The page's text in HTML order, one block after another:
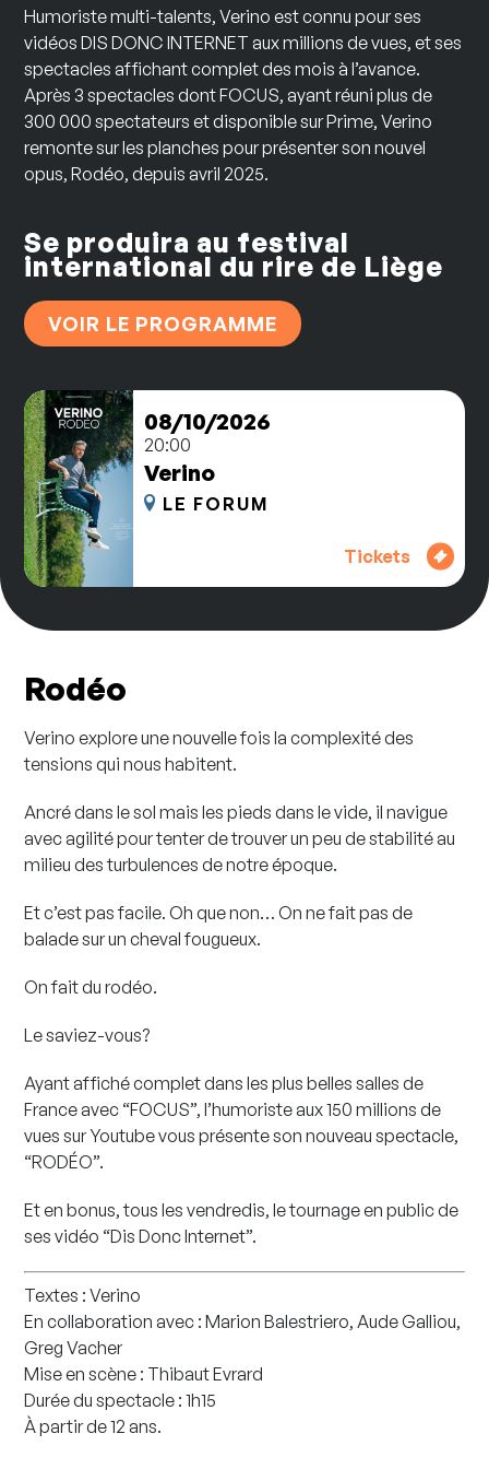
Humoriste multi-talents, Verino est connu pour ses
vidéos DIS DONC INTERNET aux millions de vues, et ses
spectacles affichant complet des mois à l’avance.
Après 3 spectacles dont FOCUS, ayant réuni plus de
300 000 spectateurs et disponible sur Prime, Verino
remonte sur les planches pour présenter son nouvel
opus, Rodéo, depuis avril 2025.
Se produira au festival
international du rire de Liège
VOIR LE PROGRAMME
08/10/2026
20:00
Verino
LE FORUM
Tickets
Rodéo
Verino explore une nouvelle fois la complexité des
tensions qui nous habitent.
Ancré dans le sol mais les pieds dans le vide, il navigue
avec agilité pour tenter de trouver un peu de stabilité au
milieu des turbulences de notre époque.
Et c’est pas facile. Oh que non… On ne fait pas de
balade sur un cheval fougueux.
On fait du rodéo.
Le saviez-vous?
Ayant affiché complet dans les plus belles salles de
France avec “FOCUS”, l’humoriste aux 150 millions de
vues sur Youtube vous présente son nouveau spectacle,
“RODÉO”.
Et en bonus, tous les vendredis, le tournage en public de
ses vidéo “Dis Donc Internet”.
Textes : Verino
En collaboration avec : Marion Balestriero, Aude Galliou,
Greg Vacher
Mise en scène : Thibaut Evrard
Durée du spectacle : 1h15
À partir de 12 ans.